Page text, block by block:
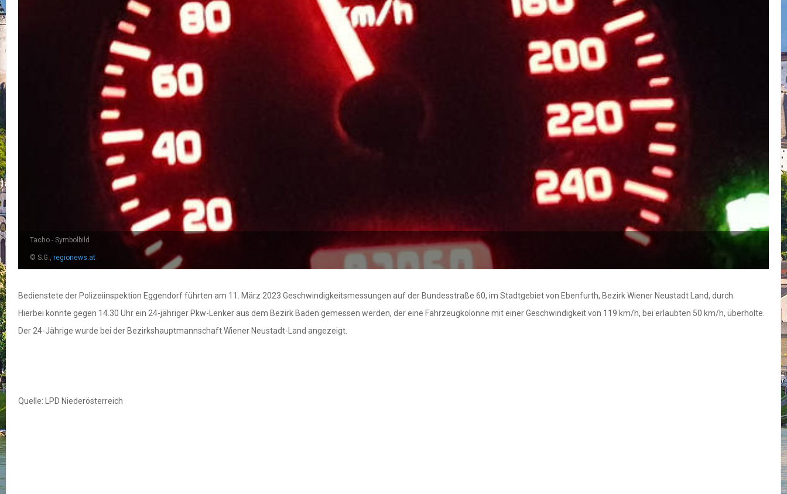
Tacho - Symbolbild
© S.G., regionews.at
Bedienstete der Polizeiinspektion Eggendorf führten am 11. März 2023 Geschwindigkeitsmessungen auf der Bundesstraße 60, im Stadtgebiet von Ebenfurth, Bezirk Wiener Neustadt Land, durch.
Hierbei konnte gegen 14.30 Uhr ein 24-jähriger Pkw-Lenker aus dem Bezirk Baden gemessen werden, der eine Fahrzeugkolonne mit einer Geschwindigkeit von 119 km/h, bei erlaubten 50 km/h, überholte.
Der 24-Jährige wurde bei der Bezirkshauptmannschaft Wiener Neustadt-Land angezeigt.
Quelle: LPD Niederösterreich